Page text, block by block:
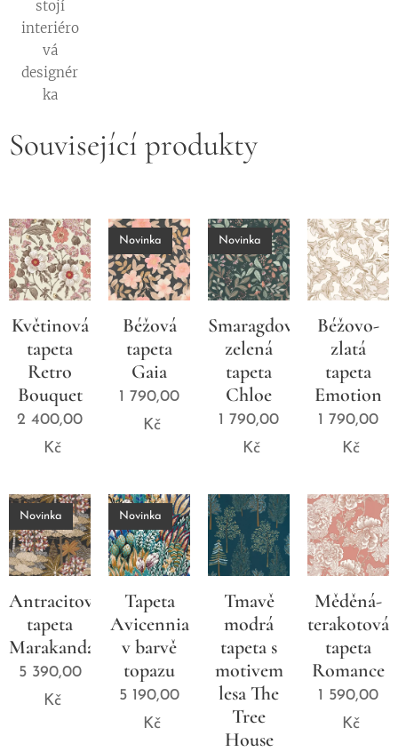
stojí
interiéro
vá
designér
ka
Související produkty
Květinová
tapeta
Retro
Bouquet
2 400,00
Kč
Béžová
tapeta
Gaia
Novinka
1 790,00
Kč
Smaragdově
zelená
tapeta
Chloe
Novinka
1 790,00
Kč
Béžovo-
zlatá
tapeta
Emotion
1 790,00
Kč
Antracitová
tapeta
Marakanda
Novinka
5 390,00
Kč
Tapeta
Avicennia
v barvě
topazu
Novinka
5 190,00
Kč
Tmavě
modrá
tapeta s
motivem
lesa The
Tree
House
Měděná-
terakotová
tapeta
Romance
1 590,00
Kč